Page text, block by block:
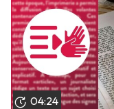
04:24